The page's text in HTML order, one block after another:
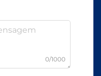
0/1000